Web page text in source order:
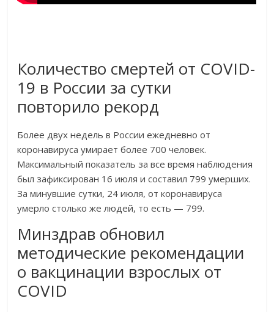
Количество смертей от COVID-
19 в России за сутки
повторило рекорд
Более двух недель в России ежедневно от
коронавируса умирает более 700 человек.
Максимальный показатель за все время наблюдения
был зафиксирован 16 июля и составил 799 умерших.
За минувшие сутки, 24 июля, от коронавируса
умерло столько же людей, то есть — 799.
Минздрав обновил
методические рекомендации
о вакцинации взрослых от
COVID